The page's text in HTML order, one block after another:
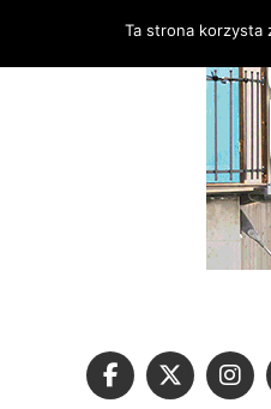
Ta strona korzysta